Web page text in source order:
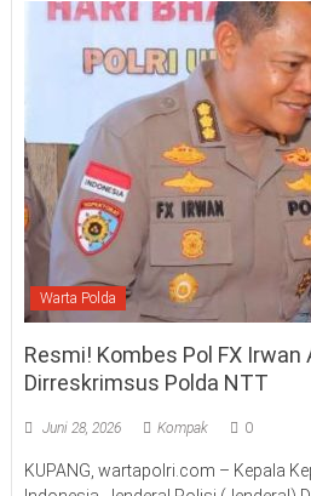
Warta Polda
Resmi! Kombes Pol FX
Dirreskrimsus Polda NTT
Juni 28, 2026 Kompak 0
KUPANG, wartapolri.com – Kepala